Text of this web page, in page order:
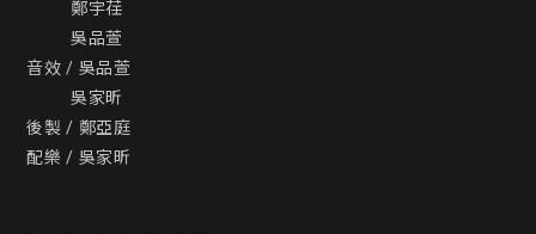
音效 / 吳品萱
後製 / 鄭亞庭
配樂 / 吳家昕